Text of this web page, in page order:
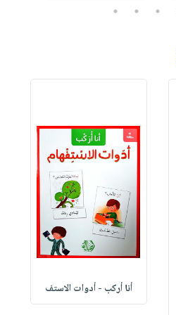
3
4
5
أنا أركب - أدوات الاستف